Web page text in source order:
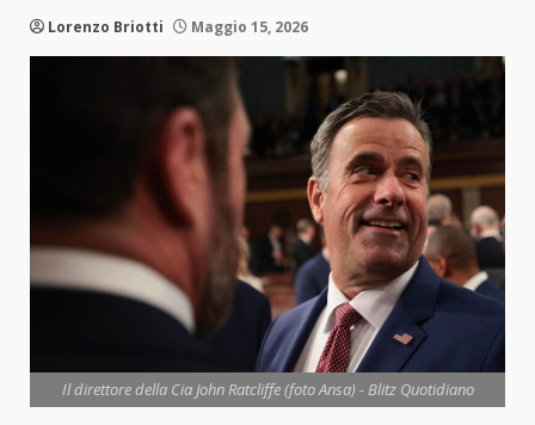
Lorenzo Briotti Maggio 15, 2026
Il direttore della Cia John Ratcliffe (foto Ansa) - Blitz Quotidiano